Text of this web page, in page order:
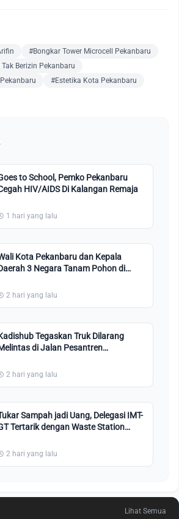
#Bongkar Tower Microcell Pekanbaru
Berizin Pekanbaru
#Estetika Kota Pekanbaru
to School, Pemko Pekanbaru
HIV/AIDS Di Kalangan Remaja
1 hari yang lalu
Kota Pekanbaru dan Kepala
3 Negara Tanam Pohon di
2 hari yang lalu
Tegaskan Truk Dilarang
di Jalan Pesantren
2 hari yang lalu
Sampah jadi Uang, Delegasi IMT-
Tertarik dengan Waste Station
2 hari yang lalu
Lihat Semua